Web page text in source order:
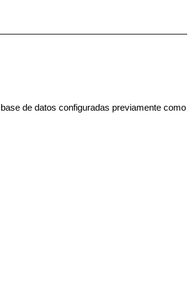
de datos configuradas previamente como